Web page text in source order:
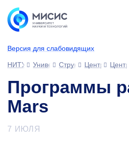
Версия для слабовидящих
НИТУ МИСИСУниверситетСтруктураЦентры
Программы
Mars
7 ИЮЛЯ